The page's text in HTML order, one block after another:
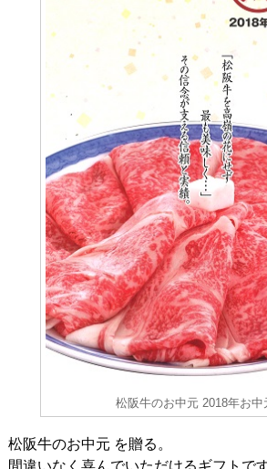
松阪牛のお中元 2018年お中
松阪牛のお中元 を贈る。
間違いなく喜んでいただけるギフトです